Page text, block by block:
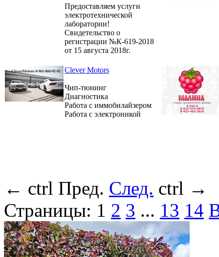
Предоставляем услуги
электротехнической
лаборатории!
Свидетельство о
регистрации №К-619-2018
от 15 августа 2018г.
Clever Motors
Чип-тюнинг
Диагностика
Работа с иммобилайзером
Работа с электроникой
← ctrl Пред. След. ctrl →
Страницы: 1 2 3 ... 13 14